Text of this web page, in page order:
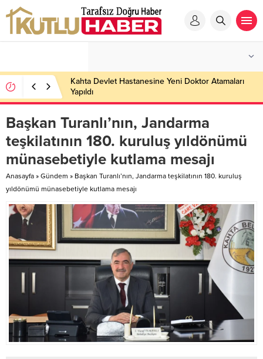
Kahta Devlet Hastanesine Yeni Doktor Atamaları
Yapıldı
Başkan Turanlı’nın, Jandarma
teşkilatının 180. kuruluş yıldönümü
münasebetiyle kutlama mesajı
Anasayfa » Gündem » Başkan Turanlı’nın, Jandarma teşkilatının 180. kuruluş
yıldönümü münasebetiyle kutlama mesajı